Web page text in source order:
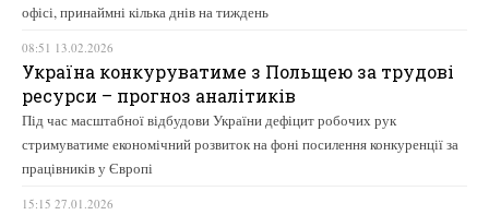
офісі, принаймні кілька днів на тиждень
08:51 13.02.2026
Україна конкуруватиме з Польщею за трудові
ресурси – прогноз аналітиків
Під час масштабної відбудови України дефіцит робочих рук
стримуватиме економічний розвиток на фоні посилення конкуренції за
працівників у Європі
15:15 27.01.2026